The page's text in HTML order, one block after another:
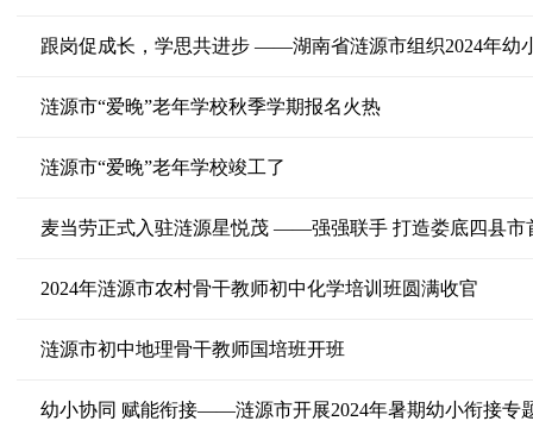
跟岗促成长，学思共进步 ——湖南省涟源市组织2024年幼
涟源市“爱晚”老年学校秋季学期报名火热
涟源市“爱晚”老年学校竣工了
麦当劳正式入驻涟源星悦茂 ——强强联手 打造娄底四县市
2024年涟源市农村骨干教师初中化学培训班圆满收官
涟源市初中地理骨干教师国培班开班
幼小协同 赋能衔接——涟源市开展2024年暑期幼小衔接专